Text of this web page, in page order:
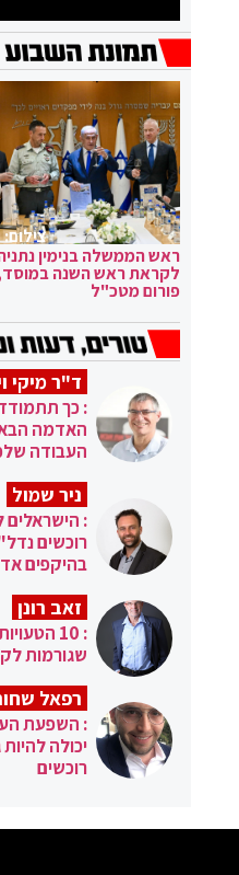
צילום:
ראש הממשלה בנימין
לקראת ראש השנה
פורום מטכ"ל
ד"ר מיקי
: כך
האדמה
העבודה
ניר שמול
: הישראלים
רוכשים
בהיקפים
זאב רונן
: 10
שגורמות
רפאל
: השפעת
יכולה
רוכשים